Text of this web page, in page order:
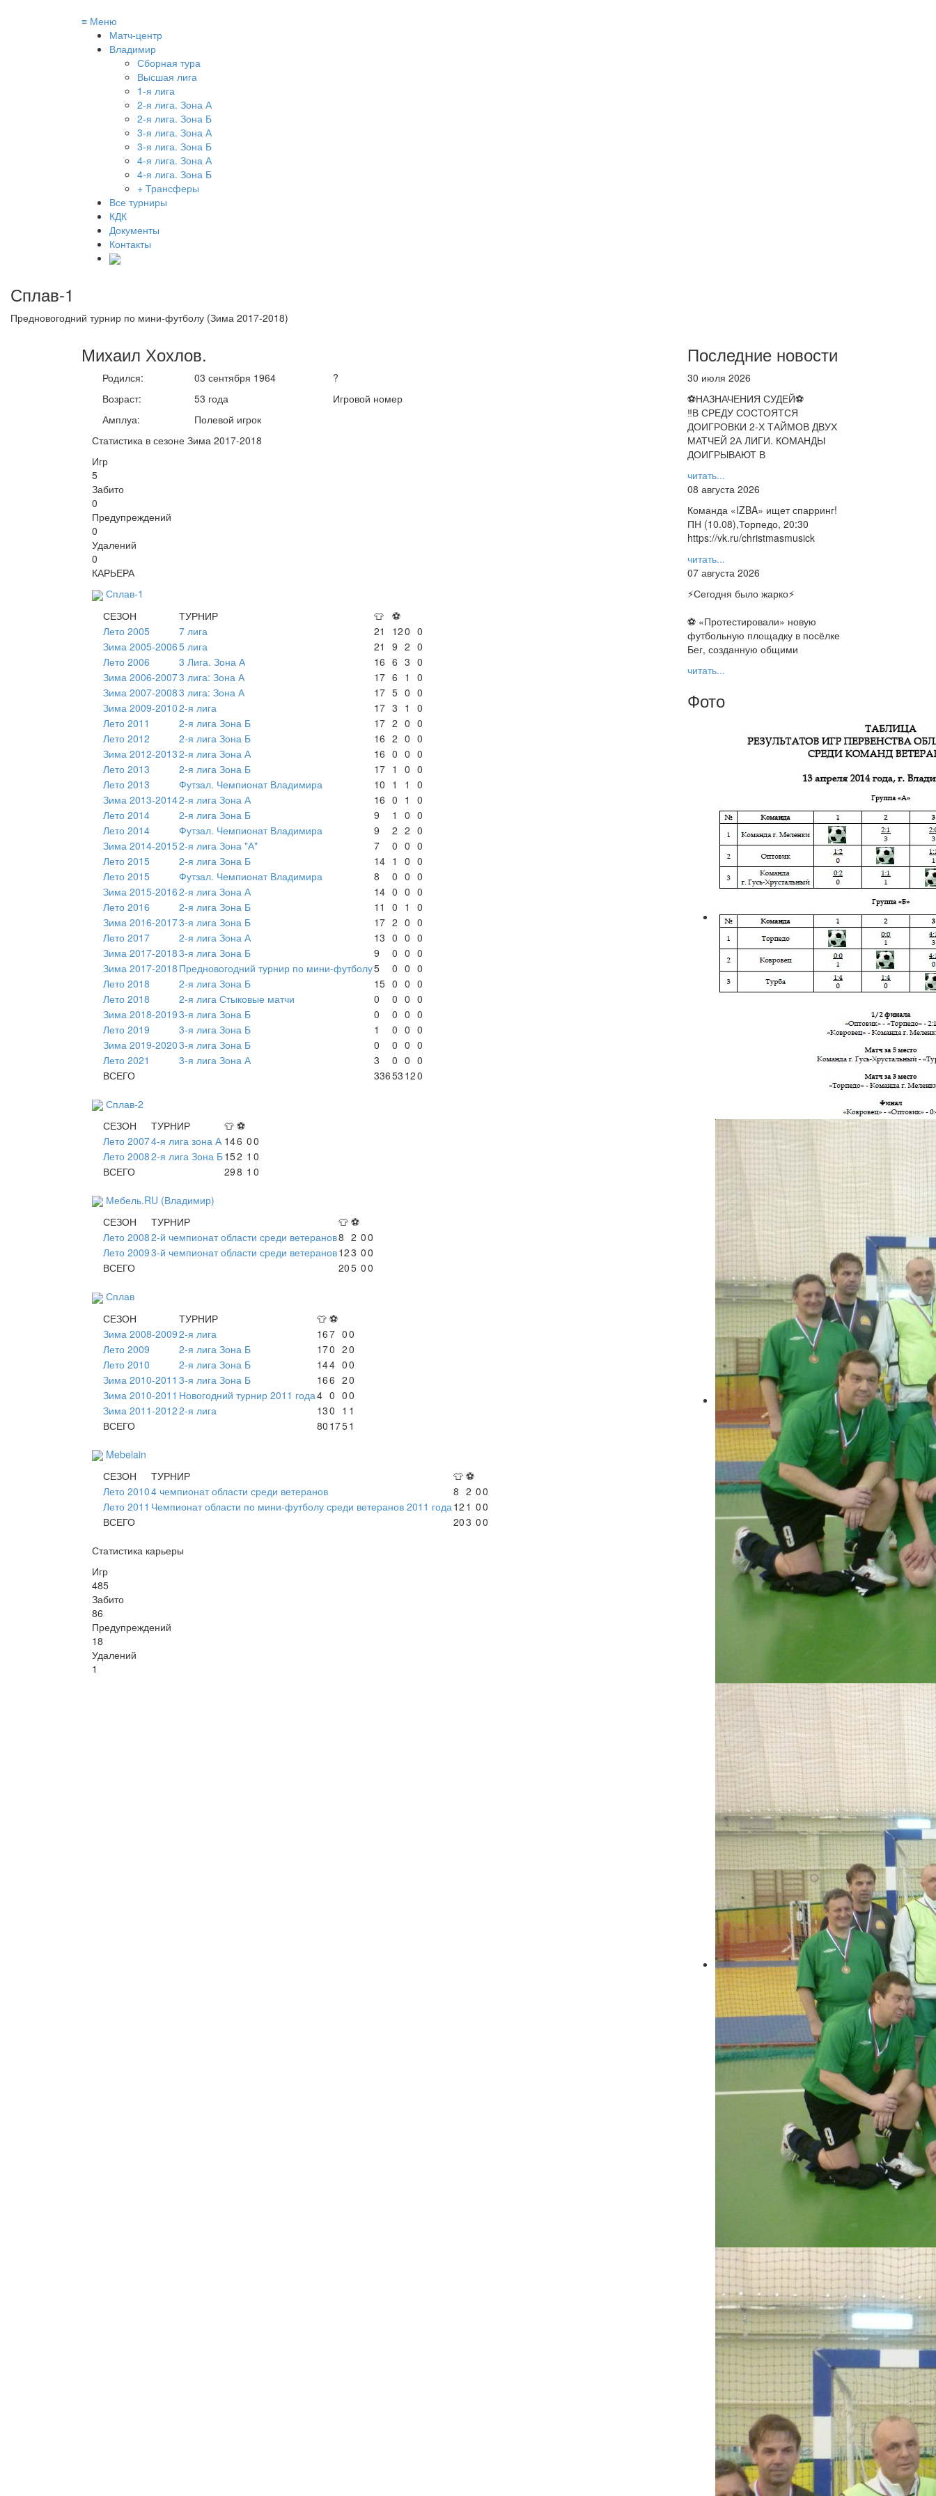
≡ Меню
Матч-центр
Владимир
Сборная тура
Высшая лига
1-я лига
2-я лига. Зона А
2-я лига. Зона Б
3-я лига. Зона А
3-я лига. Зона Б
4-я лига. Зона А
4-я лига. Зона Б
+ Трансферы
Все турниры
КДК
Документы
Контакты
Сплав-1
Предновогодний турнир по мини-футболу (Зима 2017-2018)
Михаил Хохлов.
Родился:
Возраст:
Амплуа:
03 сентября 1964
53 года
Полевой игрок
?
Игровой номер
Статистика в сезоне Зима 2017-2018
Игр
5
Забито
0
Предупреждений
0
Удалений
0
КАРЬЕРА
Сплав-1
СЕЗОН
ТУРНИР 👕 ⚽
Лето 2005
7 лига 21 120 0
Зима 2005-20065 лига 21 9 2 0
Лето 2006
3 Лига. Зона А 16 6 3 0
Зима 2006-20073 лига: Зона А 17 6 1
0
Зима 2007-20083 лига: Зона А 17 5 0 0
Зима 2009-20102-я лига 17 3 1
0
Лето 2011
2-я лига Зона Б 17 2 0 0
Лето 2012
2-я лига Зона Б 16 2 0 0
Зима 2012-20132-я лига Зона А 16 0 0 0
Лето 2013
2-я лига Зона Б 17 1 0 0
Лето 2013
Футзал. Чемпионат Владимира 10 1 1
0
Зима 2013-20142-я лига Зона А 16 0 1
0
Лето 2014
2-я лига Зона Б 9 1 0 0
Лето 2014
Футзал. Чемпионат Владимира 9 2 2 0
Зима 2014-20152-я лига Зона "А" 7 0 0 0
Лето 2015
2-я лига Зона Б 14 1 0 0
Лето 2015
Футзал. Чемпионат Владимира 8 0 0 0
Зима 2015-20162-я лига Зона А 14 0 0 0
Лето 2016
2-я лига Зона Б 11 0 1
0
Зима 2016-20173-я лига Зона Б 17 2 0 0
Лето 2017
2-я лига Зона А 13 0 0 0
Зима 2017-20183-я лига Зона Б 9 0 0 0
Зима 2017-2018 Предновогодний турнир по мини-футболу5 0 0 0
Лето 2018
2-я лига Зона Б 15 0 0 0
Лето 2018
2-я лига Стыковые матчи 0 0 0 0
Зима 2018-20193-я лига Зона Б 0 0 0 0
Лето 2019
3-я лига Зона Б 1 0 0 0
Зима 2019-20203-я лига Зона Б 0 0 0 0
Лето 2021
3-я лига Зона А 3 0 0 0
ВСЕГО
33653 120
Сплав-2
СЕЗОН
ТУРНИР 👕 ⚽
Лето 20074-я лига зона А 146 00
Лето 20082-я лига Зона Б152 1 0
ВСЕГО
298 1 0
Мебель.RU (Владимир)
СЕЗОН
ТУРНИР 👕 ⚽
Лето 20082-й чемпионат области среди ветеранов8 2 00
Лето 20093-й чемпионат области среди ветеранов123 00
ВСЕГО
205 00
Сплав
СЕЗОН
ТУРНИР 👕 ⚽
Зима 2008-20092-я лига 167 00
Лето 2009
2-я лига Зона Б 170 20
Лето 2010
2-я лига Зона Б 144 00
Зима 2010-2011 3-я лига Зона Б 166 20
Зима 2010-2011 Новогодний турнир 2011 года4 0 00
Зима 2011-20122-я лига 130 1 1
ВСЕГО
80 1751
Mebelain
СЕЗОН
ТУРНИР 👕 ⚽
Лето 20104 чемпионат области среди ветеранов 8 2 00
Лето 2011 Чемпионат области по мини-футболу среди ветеранов 2011 года 12 1 00
ВСЕГО
203 00
Статистика карьеры
Игр
485
Забито
86
Предупреждений
18
Удалений
1
Последние новости
30 июля 2026
⚽НАЗНАЧЕНИЯ СУДЕЙ⚽
‼В СРЕДУ СОСТОЯТСЯ
ДОИГРОВКИ 2-Х ТАЙМОВ ДВУХ
МАТЧЕЙ 2А ЛИГИ. КОМАНДЫ
ДОИГРЫВАЮТ В
читать...
08 августа 2026
Команда «IZBA» ищет спарринг!
ПН (10.08),Торпедо, 20:30
https://vk.ru/christmasmusick
читать...
07 августа 2026
⚡️Сегодня было жарко⚡️
⚽ ️«Протестировали» новую
футбольную площадку в посёлке
Бег, созданную общими
читать...
Фото